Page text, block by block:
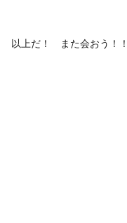
以上だ！ また会おう！！